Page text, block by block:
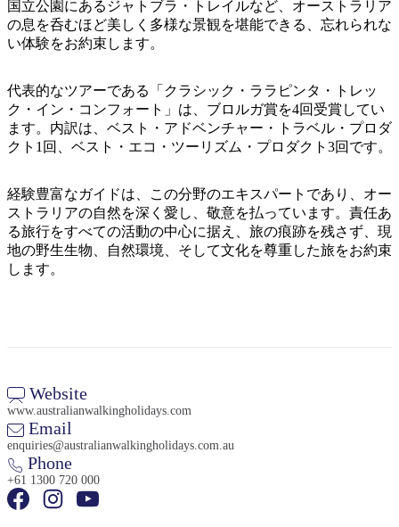
ト
ド
地
ご
と
に
散
ビ
テ
ィ
こ
と
旅
行
を
計
画
ツ
ー
索:
国立公園にあるジャトブラ・トレイルなど、オーストラリア
の息を呑むほど美しく多様な景観を堪能できる、忘れられな
い体験をお約束します。
代表的なツアーである「クラシック・ララピンタ・トレッ
ク・イン・コンフォート」は、ブロルガ賞を4回受賞してい
ます。内訳は、ベスト・アドベンチャー・トラベル・プロダ
クト1回、ベスト・エコ・ツーリズム・プロダクト3回です。
経験豊富なガイドは、この分野のエキスパートであり、オー
ストラリアの自然を深く愛し、敬意を払っています。責任あ
る旅行をすべての活動の中心に据え、旅の痕跡を残さず、現
地の野生生物、自然環境、そして文化を尊重した旅をお約束
します。
Website
www.australianwalkingholidays.com
Email
enquiries@australianwalkingholidays.com.au
Phone
+61 1300 720 000